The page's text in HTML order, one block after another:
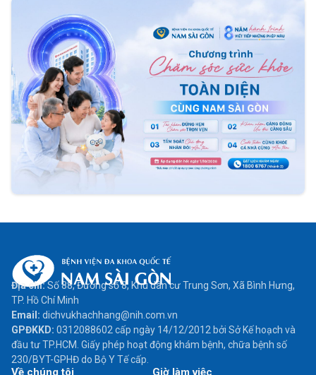
Địa chỉ:Số 88, Đường số 8, Khu dân cư Trung Sơn, Xã Bình Hưng,
TP. Hồ Chí Minh
Email: dichvukhachhang@nih.com.vn
GPĐKKD: 0312088602 cấp ngày 14/12/2012 bởi Sở Kế hoạch và
đầu tư TP.HCM. Giấy phép hoạt động khám bệnh, chữa bệnh số
230/BYT-GPHĐ do Bộ Y Tế cấp.
Về chúng tôi Giờ làm việc